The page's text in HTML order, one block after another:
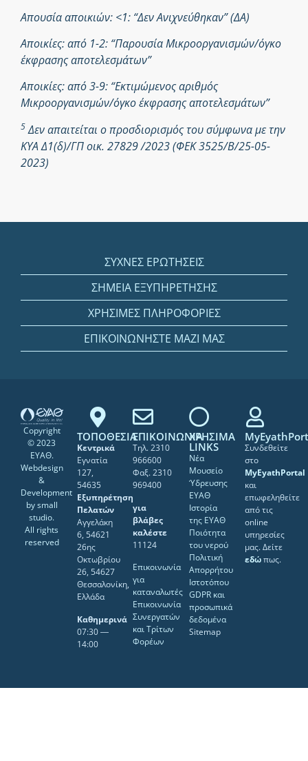
Απουσία αποικιών: <1: “Δεν Ανιχνεύθηκαν” (ΔΑ)
Αποικίες: από 1-2: “Παρουσία Μικροοργανισμών/όγκο
έκφρασης αποτελεσμάτων”
Αποικίες: από 3-9: “Εκτιμώμενος αριθμός
Μικροοργανισμών/όγκο έκφρασης αποτελεσμάτων”
5Δεν απαιτείται ο προσδιορισμός του σύμφωνα με την
ΚΥΑ Δ1(δ)/ΓΠ οικ. 27829 /2023 (ΦΕΚ 3525/Β/25-05-
2023)
ΣΥΧΝΕΣ ΕΡΩΤΗΣΕΙΣ
ΣΗΜΕΙΑ ΕΞΥΠΗΡΕΤΗΣΗΣ
ΧΡΗΣΙΜΕΣ ΠΛΗΡΟΦΟΡΙΕΣ
ΕΠΙΚΟΙΝΩΝΗΣΤΕ ΜΑΖΙ ΜΑΣ
Copyright
© 2023
ΕΥΑΘ.
Webdesign
&
Development
bysmall
studio.
All rights
reserved
ΤΟΠΟΘΕΣΙΑ
Κεντρικά
Εγνατία
127,
54635
Εξυπηρέτηση
Πελατών
Αγγελάκη
6, 54621
26ης
Οκτωβρίου
26, 54627
Θεσσαλονίκη,
Ελλάδα
Καθημερινά
07:30 ―
14:00
ΕΠΙΚΟΙΝΩΝΙΑ
Τηλ. 2310
966600
Φαξ. 2310
969400
για
βλάβες
καλέστε
11124
Επικοινωνία
για
καταναλωτές
Επικοινωνία
Συνεργατών
και Τρίτων
Φορέων
ΧΡΗΣΙΜΑ
LINKS
Νέα
Μουσείο
Ύδρευσης
ΕΥΑΘ
Ιστορία
της ΕΥΑΘ
Ποιότητα
του νερού
Πολιτική
Απορρήτου
Ιστοτόπου
GDPR και
προσωπικά
δεδομένα
Sitemap
Συνδεθείτε
στο
MyEyathPortal
και
επωφεληθείτε
από τις
online
υπηρεσίες
μας. Δείτε
εδώπως.